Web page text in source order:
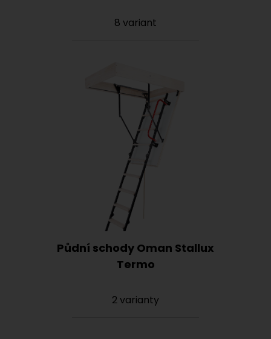
8 variant
Půdní schody Oman Stallux
Termo
2 varianty